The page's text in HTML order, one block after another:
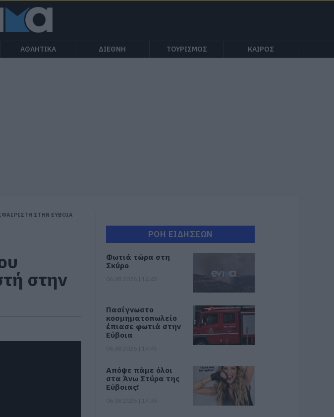
ΑΘΛΗΤΙΚΑ ΔΙΕΘΝΗ ΤΟΥΡΙΣΜΟΣ ΚΑΙΡΟΣ
ΣΤΗΝ ΕΥΒΟΙΑ
στην
ΡΟΗ ΕΙΔΗΣΕΩΝ
Φωτιά τώρα στη
Σκύρο
Πασίγνωστο
κοσμηματοπωλείο
έπιασε φωτιά στην
Εύβοια
Απόψε πάμε όλοι
στα Άνω Στύρα της
Εύβοιας!